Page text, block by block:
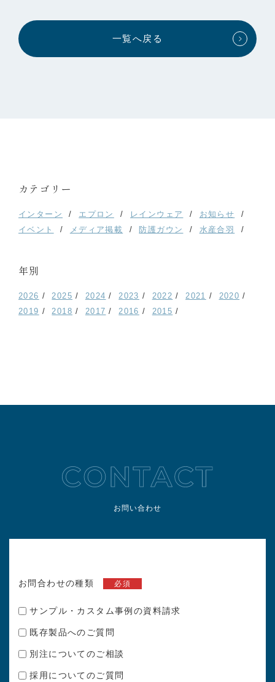
一覧へ戻る
カテゴリー
インターン エプロン レインウェア
お知らせ
イベント
メディア掲載 防護ガウン 水産合羽
年別
2026 2025 2024 2023 2022 2021
2020
2019
2018 2017 2016 2015
お問い合わせ
お問合わせの種類 必須
サンプル・カスタム事例の資料請求
既存製品へのご質問
別注についてのご相談
採用についてのご質問